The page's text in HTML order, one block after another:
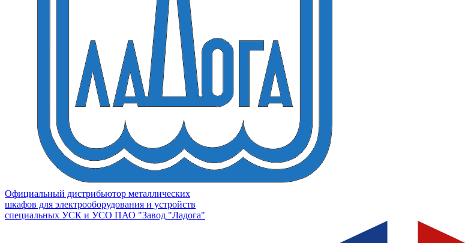
Официальный дистрибьютор металлических
шкафов для электрооборудования и устройств
специальных УСК и УСО ПАО "Завод "Ладога"